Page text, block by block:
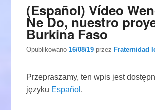
(Español) Vídeo
Ne Do, nuestro
Burkina Faso
Opublikowano16/08/19 przezFraternidad
Przepraszamy, ten wpis jest
języku Español .